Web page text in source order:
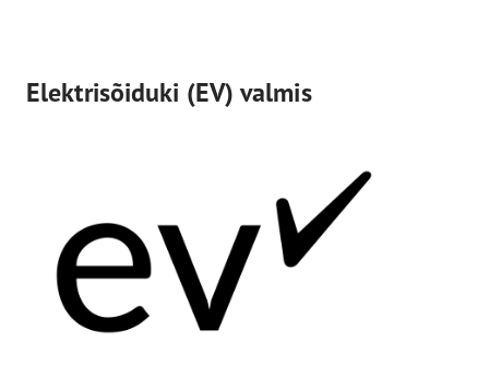
Elektrisõiduki (EV) valmis